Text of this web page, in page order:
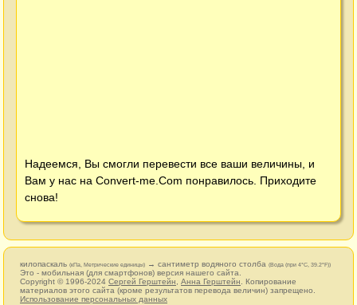
Надеемся, Вы смогли перевести все ваши величины, и
Вам у нас на Convert-me.Com понравилось. Приходите
снова!
килопаскаль (кПа, Метрические единицы) → сантиметр водяного столба (Вода (при 4°C, 39.2°F))
Это - мобильная (для смартфонов) версия нашего сайта.
Copyright © 1996-2024 Сергей Герштейн Анна Герштейн . Копирование
материалов этого сайта (кроме результатов перевода величин) запрещено.
Использование персональных данных